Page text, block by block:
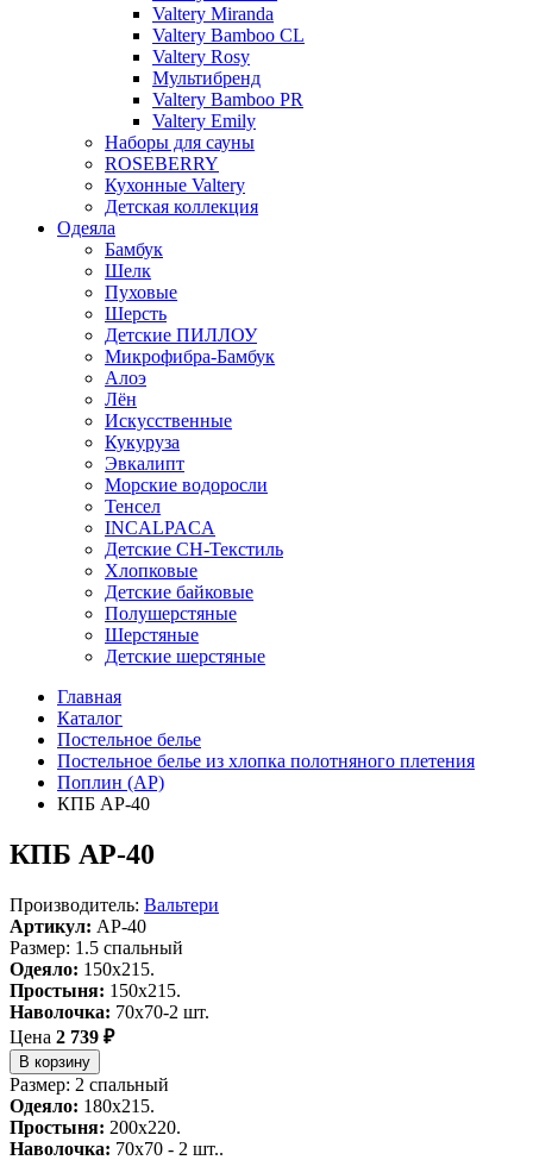
Valtery Miranda
Valtery Bamboo CL
Valtery Rosy
Мультибренд
Valtery Bamboo PR
Valtery Emily
Наборы для сауны
ROSEBERRY
Кухонные Valtery
Детская коллекция
Одеяла
Бамбук
Шелк
Пуховые
Шерсть
Детские ПИЛЛОУ
Микрофибра-Бамбук
Алоэ
Лён
Искусственные
Кукуруза
Эвкалипт
Морские водоросли
Тенсел
INCALPACA
Детские СН-Текстиль
Хлопковые
Детские байковые
Полушерстяные
Шерстяные
Детские шерстяные
Главная
Каталог
Постельное белье
Постельное белье из хлопка полотняного плетения
Поплин (AP)
КПБ AP-40
КПБ AP-40
Производитель: Вальтери
Артикул: AP-40
Размер: 1.5 спальный
Одеяло: 150x215.
Простыня: 150x215.
Наволочка: 70х70-2 шт.
Цена 2 739 ₽
В корзину
Размер: 2 спальный
Одеяло: 180x215.
Простыня: 200x220.
Наволочка: 70x70 - 2 шт..